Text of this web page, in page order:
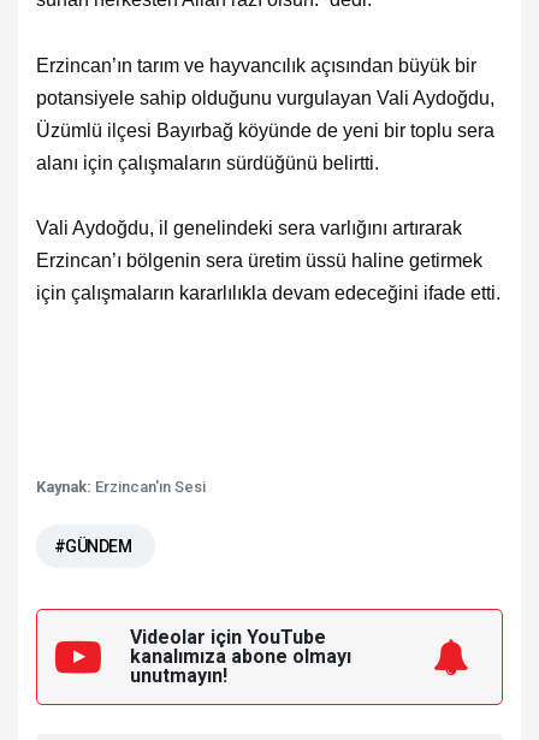
Erzincan’ın tarım ve hayvancılık açısından büyük bir
potansiyele sahip olduğunu vurgulayan Vali Aydoğdu,
Üzümlü ilçesi Bayırbağ köyünde de yeni bir toplu sera
alanı için çalışmaların sürdüğünü belirtti.
Vali Aydoğdu, il genelindeki sera varlığını artırarak
Erzincan’ı bölgenin sera üretim üssü haline getirmek
için çalışmaların kararlılıkla devam edeceğini ifade etti.
Kaynak: Erzincan'ın Sesi
#GÜNDEM
Videolar için YouTube
kanalımıza abone olmayı
unutmayın!